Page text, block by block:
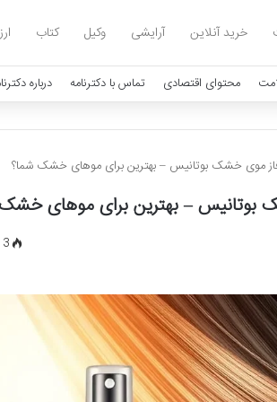
خرید آنلاین آرایشی وکیل کتاب
محتوای اقتصادی تماس با دکترنامه درباره
موی خشک بوتانیس – بهترین برای موهای خشک شما؟
بوتانیس – بهترین برای موهای
3